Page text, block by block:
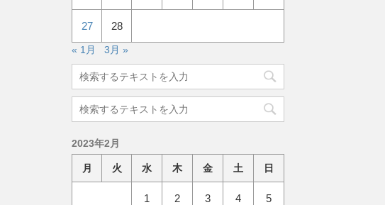
27 28
« 1月 3月 »
2023年2月
月 火 水 木 金 土 日
1 2 3 4 5